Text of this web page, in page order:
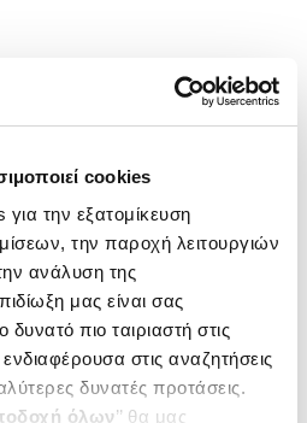
cookies
την εξατομίκευση
την παροχή λειτουργιών
ανάλυση της
μας είναι σας
πιο ταιριαστή στις
στις αναζητήσεις
δυνατές προτάσεις.
όλων’’ θα μας